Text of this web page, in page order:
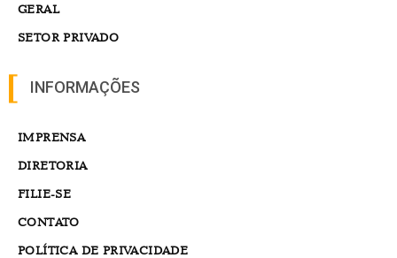
GERAL
SETOR PRIVADO
INFORMAÇÕES
IMPRENSA
DIRETORIA
FILIE-SE
CONTATO
POLÍTICA DE PRIVACIDADE